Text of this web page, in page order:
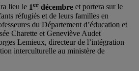
lieu le 1er décembre et portera sur le
réfugiés et de leurs familles en
du Département d’éducation et
Charette et Geneviève Audet
Lemieux, directeur de l’intégration
interculturelle au ministère de